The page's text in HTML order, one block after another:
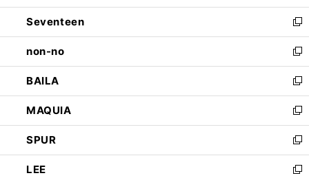
開
く
ウ
で
開
く
ン
ド
ウ
で
開
く
Seventeen
新
し
い
ウ
ィ
ン
ド
ウ
で
開
く
non-no
新
し
い
ウ
ィ
ン
ド
ウ
で
BAILA
新
し
い
ウ
ィ
ン
ド
MAQUIA
新
し
い
ウ
ィ
SPUR
新
し
い
LEE
新